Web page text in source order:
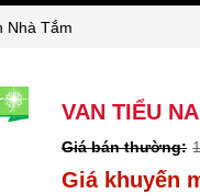
Nhà Tắm
VAN TIỂU
Giá